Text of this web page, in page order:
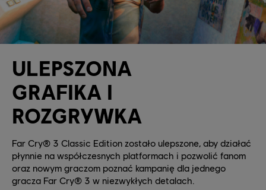
ULEPSZONA
GRAFIKA I
ROZGRYWKA
Far Cry® 3 Classic Edition zostało ulepszone, aby działać
płynnie na współczesnych platformach i pozwolić fanom
oraz nowym graczom poznać kampanię dla jednego
gracza Far Cry® 3 w niezwykłych detalach.